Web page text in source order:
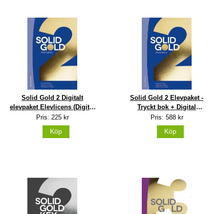
Solid Gold 2 Digitalt
elevpaket Elevlicens (Digital
produkt)
Pris: 225 kr
Köp
Solid Gold 2 Elevpaket -
Tryckt bok + Digital
elevlicens 36 mån Uppl 1
Pris: 588 kr
Köp